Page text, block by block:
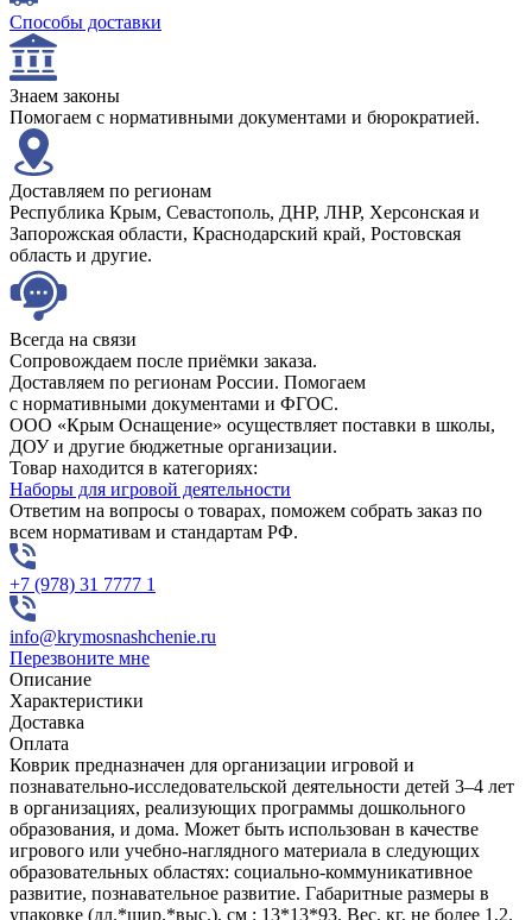
Способы доставки
Знаем законы
Помогаем с нормативными документами и бюрократией.
Доставляем по регионам
Республика Крым, Севастополь, ДНР, ЛНР, Херсонская и
Запорожская области, Краснодарский край, Ростовская
область и другие.
Всегда на связи
Сопровождаем после приёмки заказа.
Доставляем по регионам России. Помогаем
с нормативными документами и ФГОС.
ООО «Крым Оснащение» осуществляет поставки в школы,
ДОУ и другие бюджетные организации.
Товар находится в категориях:
Наборы для игровой деятельности
Ответим на вопросы о товарах, поможем собрать заказ по
всем нормативам и стандартам РФ.
+7 (978) 31 7777 1
info@krymosnashchenie.ru
Перезвоните мне
Описание
Характеристики
Доставка
Оплата
​Коврик предназначен для организации игровой и
познавательно-исследовательской деятельности детей 3–4 лет
в организациях, реализующих программы дошкольного
образования, и дома. Может быть использован в качестве
игрового или учебно-наглядного материала в следующих
образовательных областях: социально-коммуникативное
развитие, познавательное развитие. Габаритные размеры в
упаковке (дл.*шир.*выс.), см : 13*13*93. Вес, кг, не более 1,2.